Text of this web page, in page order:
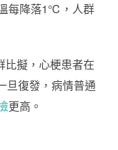
每降落1℃，人群
比擬，心梗患者在
旦復發，病情普通
更高。